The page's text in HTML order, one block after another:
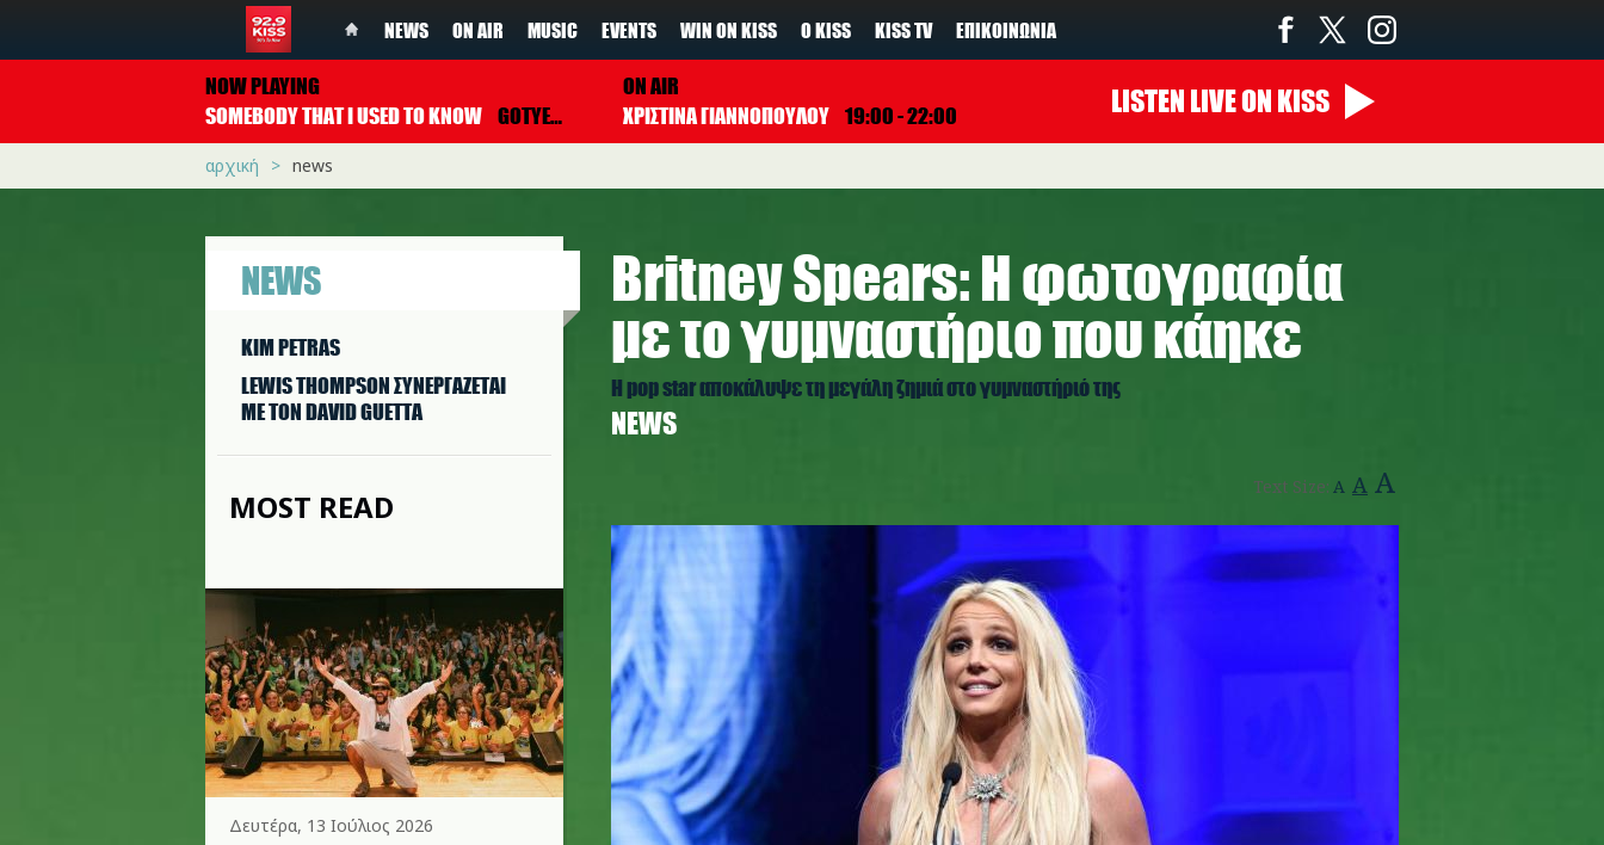
NEWS ON AIR MUSIC EVENTS WIN ON KISS Ο KISS KISS TV ΕΠΙΚΟΙΝΩΝΊΑ
NOW PLAYING
SOMEBODY THAT I USED TO KNOW GOTYE FEAT. KIMBRA
ON AIR
ΧΡΙΣΤΙΝΑ ΓΙΑΝΝΟΠΟΥΛΟΥ 19:00 - 22:00 LISTEN LIVEON KISS
αρχική news
NEWS
KIM PETRAS
LEWIS THOMPSON ΣΥΝΕΡΓAΖΕΤΑΙ
ΜΕ ΤΟΝ DAVID GUETTA
MOST READ
Δευτέρα, 13 Ιούλιος 2026
Britney Spears: Η φωτογραφία
με το γυμναστήριο που κάηκε
Η pop star αποκάλυψε τη μεγάλη ζημιά στο γυμναστήριό της
NEWS
Text Size: A A A
brit.jpg